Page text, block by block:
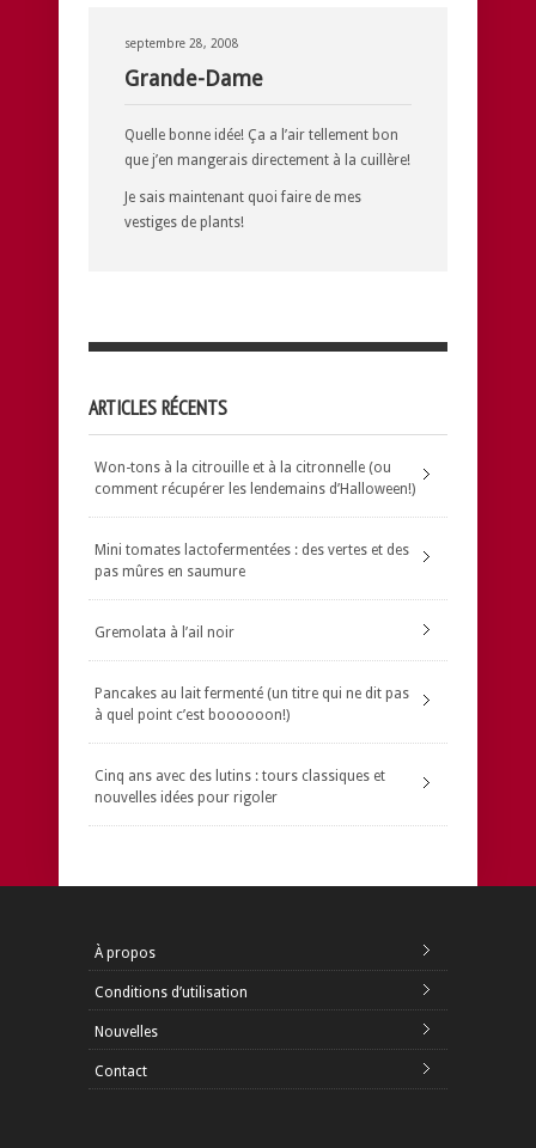
septembre 28, 2008
Grande-Dame
Quelle bonne idée! Ça a l’air tellement bon
que j’en mangerais directement à la cuillère!
Je sais maintenant quoi faire de mes
vestiges de plants!
ARTICLES RÉCENTS
Won-tons à la citrouille et à la citronnelle (ou
comment récupérer les lendemains d’Halloween!)
Mini tomates lactofermentées : des vertes et des
pas mûres en saumure
Gremolata à l’ail noir
Pancakes au lait fermenté (un titre qui ne dit pas
à quel point c’est boooooon!)
Cinq ans avec des lutins : tours classiques et
nouvelles idées pour rigoler
À propos
Conditions d’utilisation
Nouvelles
Contact